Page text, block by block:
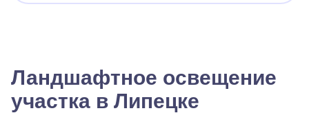
Ландшафтное освещение
участка в Липецке